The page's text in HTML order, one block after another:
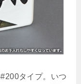
タイプ。いつ